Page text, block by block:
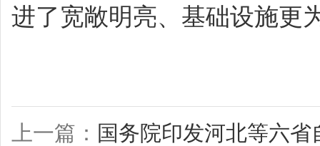
进了宽敞明亮、基础设施更
上一篇： 国务院印发河北等六